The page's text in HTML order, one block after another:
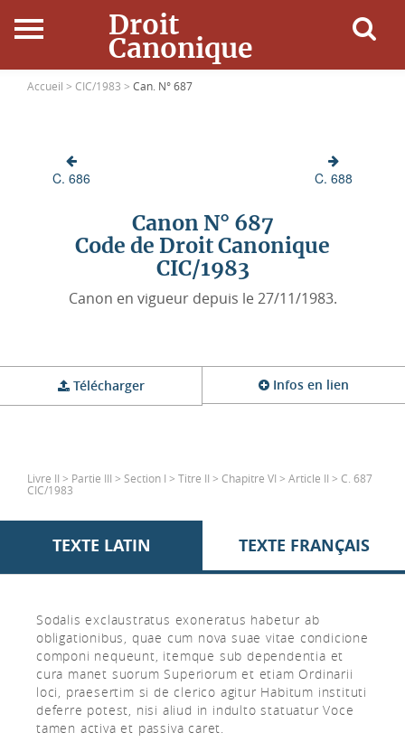
Droit
Canonique
Accueil
Ressources
Accueil > CIC/1983 > Can. N° 687
C. 686 C. 688
Canon N° 687
Code de Droit Canonique
CIC/1983
Canon en vigueur depuis le 27/11/1983.
Télécharger Infos en lien
Livre II > Partie III > Section I > Titre II > Chapitre VI > Article II > C. 687
CIC/1983
TEXTE LATIN TEXTE FRANÇAIS
Sodalis exclaustratus exoneratus habetur ab
obligationibus, quae cum nova suae vitae condicione
componi nequeunt, itemque sub dependentia et
cura manet suorum Superiorum et etiam Ordinarii
loci, praesertim si de clerico agitur Habitum instituti
deferre potest, nisi aliud in indulto statuatur Voce
tamen activa et passiva caret.